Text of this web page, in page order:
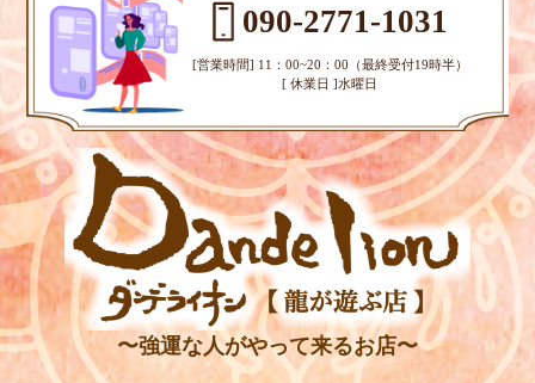
090-2771-1031
[営業時間] 11：00~20：00（最終受付19時半）
[ 休業日 ]水曜日
〜強運な人がやって来るお店〜